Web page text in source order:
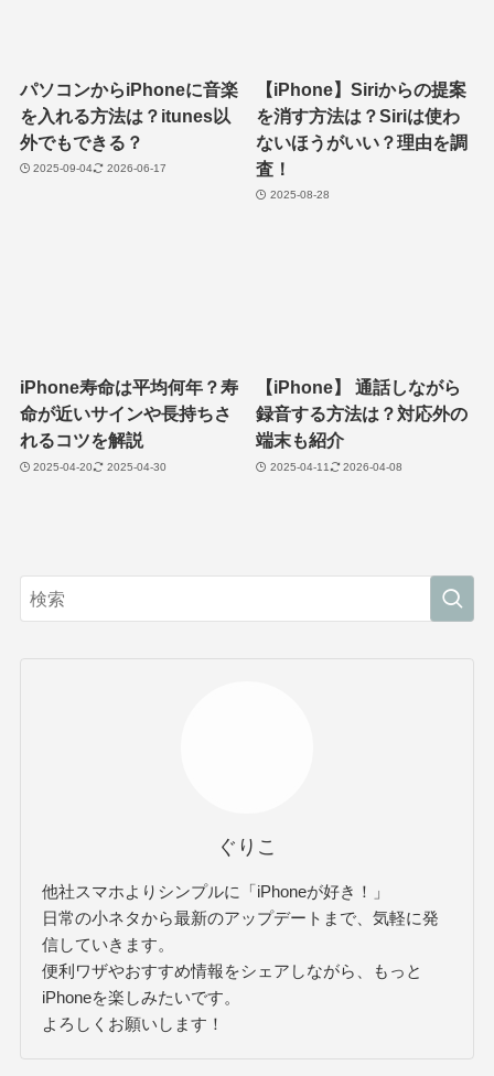
パソコンからiPhoneに音楽
を入れる方法は？itunes以
外でもできる？
2025-09-04 2026-06-17
【iPhone】Siriからの提案
を消す方法は？Siriは使わ
ないほうがいい？理由を調
査！
2025-08-28
iPhone寿命は平均何年？寿
命が近いサインや長持ちさ
れるコツを解説
2025-04-20 2025-04-30
【iPhone】 通話しながら
録音する方法は？対応外の
端末も紹介
2025-04-11 2026-04-08
ぐりこ
他社スマホよりシンプルに「iPhoneが好き！」
日常の小ネタから最新のアップデートまで、気軽に発
信していきます。
便利ワザやおすすめ情報をシェアしながら、もっと
iPhoneを楽しみたいです。
よろしくお願いします！